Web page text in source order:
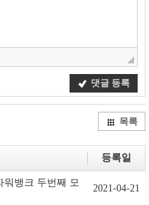
댓글 등록
목록
등록일
워뱅크 두번째 모
2021-04-21